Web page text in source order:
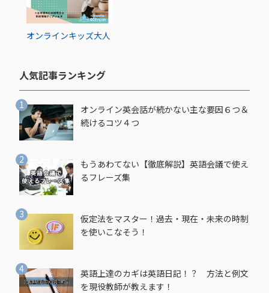
オンラインキッズ大人
人気記事ランキング​
オンライン英会話が続かない主な要因６つ＆
続けるコツ４つ
もうあわてない【徹底解説】英語会議で使え
るフレーズ集
仮定法をマスター！過去・現在・未来の時制
を使いこなそう！
英語上達のカギは英語日記！？ 方法と例文
を現役教師が教えます！